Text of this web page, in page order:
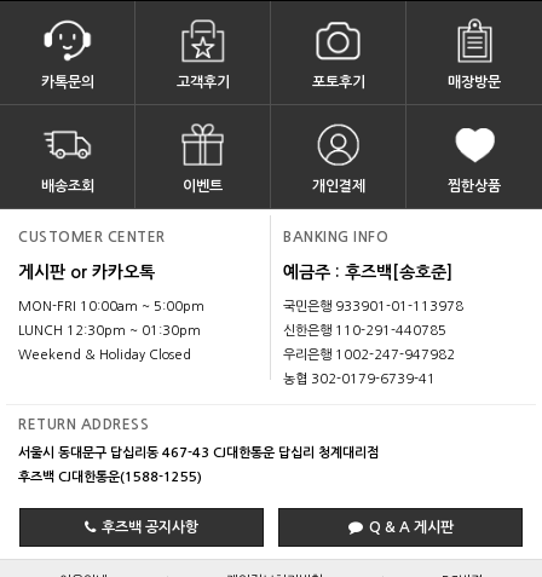
카톡문의 고객후기 포토후기 매장방문
배송조회 이벤트 개인결제 찜한상품
CUSTOMER CENTER
게시판 or 카카오톡
MON-FRI 10:00am ~ 5:00pm
LUNCH 12:30pm ~ 01:30pm
Weekend & Holiday Closed
BANKING INFO
예금주 : 후즈백[송호준]
국민은행 933901-01-113978
신한은행 110-291-440785
우리은행 1002-247-947982
농협 302-0179-6739-41
RETURN ADDRESS
서울시 동대문구 답십리동 467-43 CJ대한통운 답십리 청계대리점
후즈백 CJ대한통운(1588-1255)
후즈백 공지사항 Q & A 게시판